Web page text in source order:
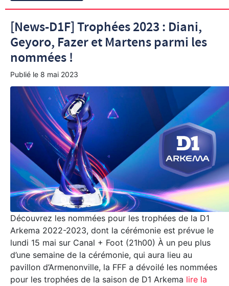
[News-D1F] Trophées 2023 : Diani,
Geyoro, Fazer et Martens parmi les
nommées !
Publié le 8 mai 2023
Découvrez les nommées pour les trophées de la D1
Arkema 2022-2023, dont la cérémonie est prévue le
lundi 15 mai sur Canal + Foot (21h00) À un peu plus
d’une semaine de la cérémonie, qui aura lieu au
pavillon d’Armenonville, la FFF a dévoilé les nommées
pour les trophées de la saison de D1 Arkema lire la